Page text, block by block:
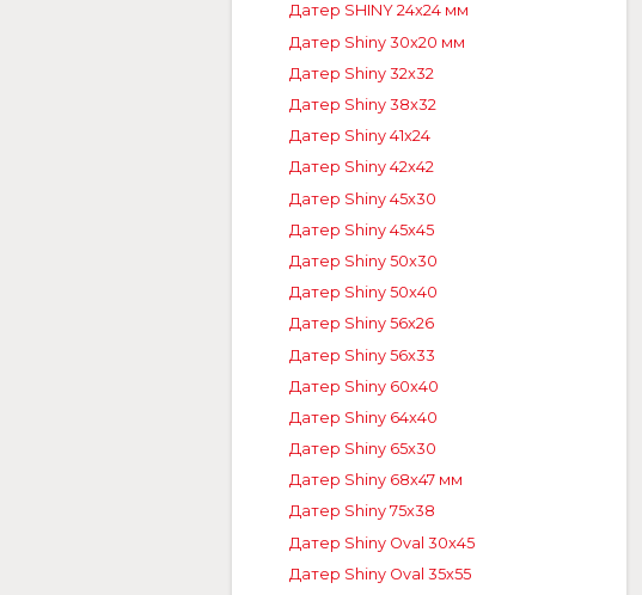
Датер SHINY 24x24 мм
Датер Shiny 30x20 мм
Датер Shiny 32x32
Датер Shiny 38x32
Датер Shiny 41x24
Датер Shiny 42x42
Датер Shiny 45x30
Датер Shiny 45x45
Датер Shiny 50x30
Датер Shiny 50x40
Датер Shiny 56x26
Датер Shiny 56x33
Датер Shiny 60x40
Датер Shiny 64x40
Датер Shiny 65x30
Датер Shiny 68х47 мм
Датер Shiny 75x38
Датер Shiny Oval 30x45
Датер Shiny Oval 35x55